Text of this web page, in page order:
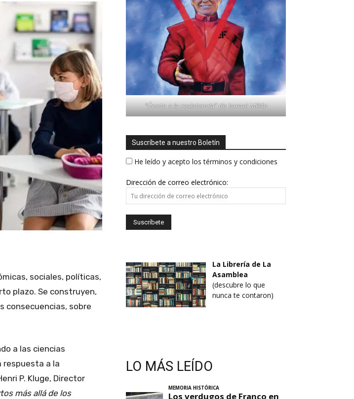
sociales, políticas,
plazo. Se construyen,
consecuencias, sobre
a las ciencias
respuesta a la
P. Kluge, Director
más allá de los
"Únete a la resistencia" de Ismael Millán
Suscríbete a nuestro Boletín
He leído y acepto los términos y condiciones
Dirección de correo electrónico:
La Librería de La
Asamblea
(descubre lo que
nunca te contaron)
LO MÁS LEÍDO